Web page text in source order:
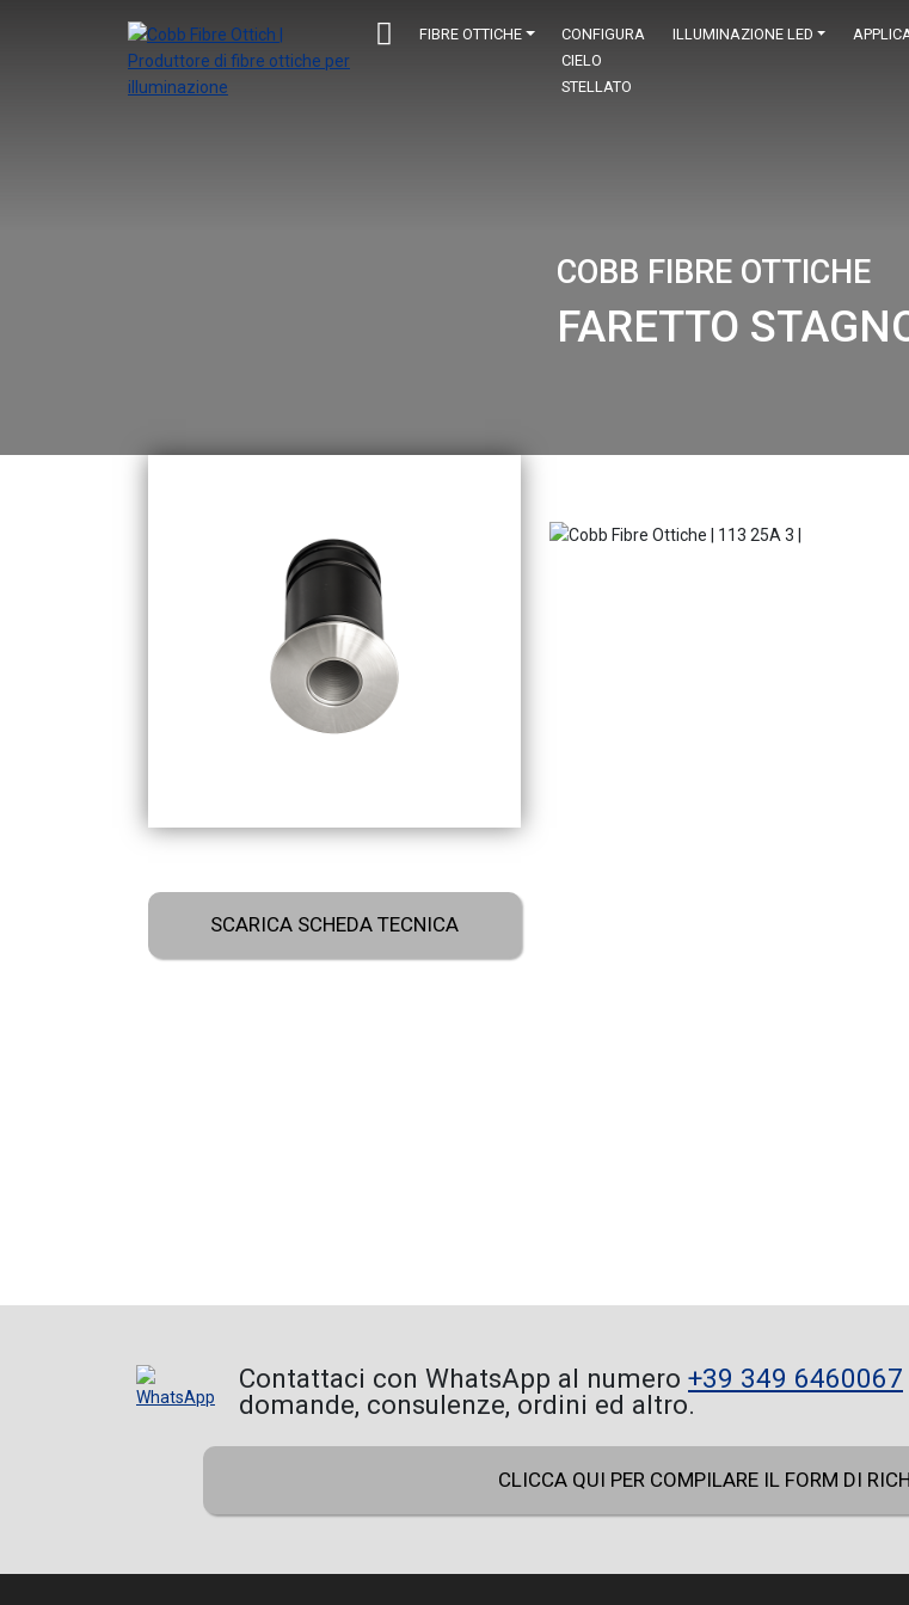
Navigazione principale
FIBRE OTTICHE
CONFIGURA
CIELO
STELLATO
ILLUMINAZIONE LED
COBB FIBRE OTTICHE
FARETTO
SCARICA SCHEDA TECNICA
Contattaci con WhatsApp al numero +39 349 6460067
domande, consulenze, ordini ed altro.
CLICCA QUI PER COMPILARE IL FORM DI